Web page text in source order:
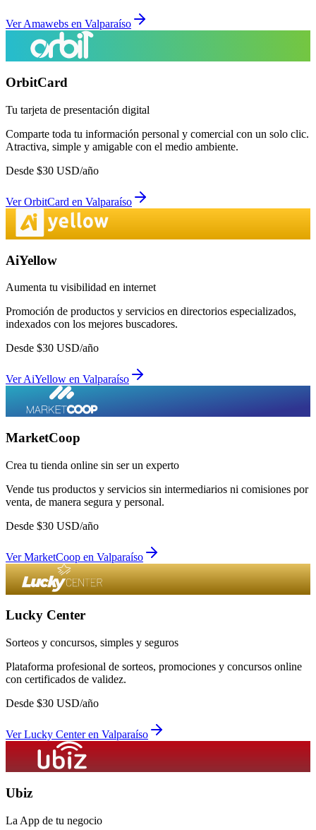
VerAmawebs en Valparaíso
OrbitCard
Tu tarjeta de presentación digital
Comparte toda tu información personal y comercial con un solo clic.
Atractiva, simple y amigable con el medio ambiente.
Desde $30 USD/año
VerOrbitCard en Valparaíso
AiYellow
Aumenta tu visibilidad en internet
Promoción de productos y servicios en directorios especializados,
indexados con los mejores buscadores.
Desde $30 USD/año
VerAiYellow en Valparaíso
MarketCoop
Crea tu tienda online sin ser un experto
Vende tus productos y servicios sin intermediarios ni comisiones por
venta, de manera segura y personal.
Desde $30 USD/año
VerMarketCoop en Valparaíso
Lucky Center
Sorteos y concursos, simples y seguros
Plataforma profesional de sorteos, promociones y concursos online
con certificados de validez.
Desde $30 USD/año
VerLucky Centeren Valparaíso
Ubiz
La App de tu negocio